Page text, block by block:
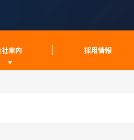
案内 採用情報